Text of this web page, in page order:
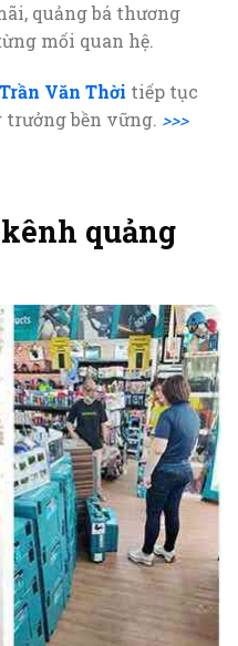
quảng bá thương
mối quan hệ.
Văn Thời tiếp tục
bền vững. >>>
quảng